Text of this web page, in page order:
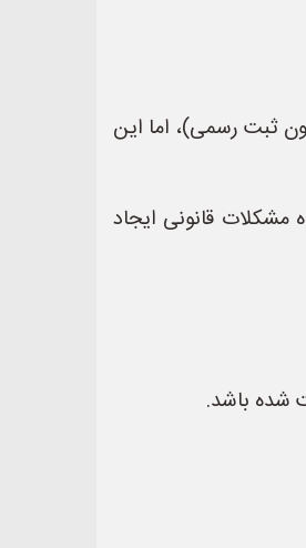
ثبت رسمی)، اما این
قانونی ایجاد
شده باشد.